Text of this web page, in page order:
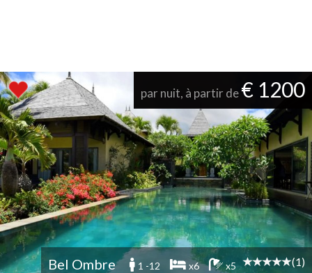
par nuit, à partir de€ 1200
Bel Ombre 1 -12 x6 x5 (1)